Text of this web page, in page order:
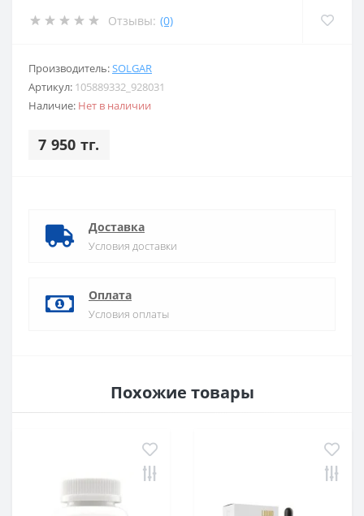
Отзывы: (0)
Производитель:SOLGAR
Артикул: 105889332_928031
Наличие: Нет в наличии
7 950 тг.
Доставка
Условия доставки
Оплата
Условия оплаты
Похожие товары